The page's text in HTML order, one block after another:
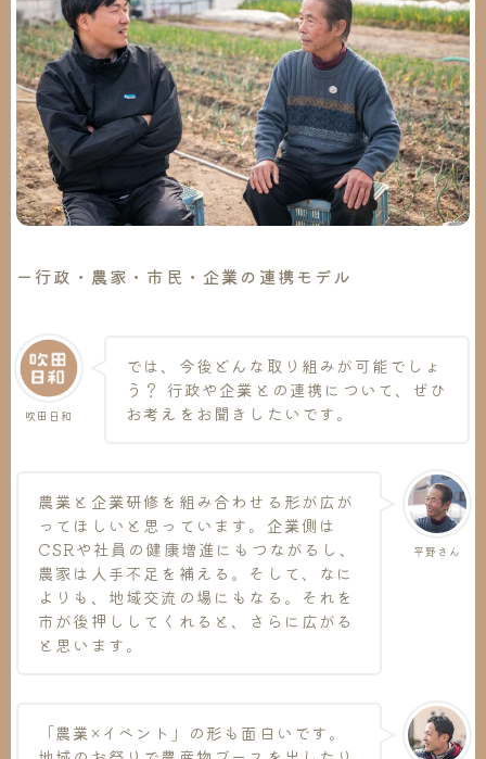
ー行政・農家・市民・企業の連携モデル
吹田日和
では、今後どんな取り組みが可能でしょ
う？ 行政や企業との連携について、ぜひ
お考えをお聞きしたいです。
平野さん
農業と企業研修を組み合わせる形が広が
ってほしいと思っています。企業側は
CSRや社員の健康増進にもつながるし、
農家は人手不足を補える。そして、なに
よりも、地域交流の場にもなる。それを
市が後押ししてくれると、さらに広がる
と思います。
「農業×イベント」の形も面白いです。